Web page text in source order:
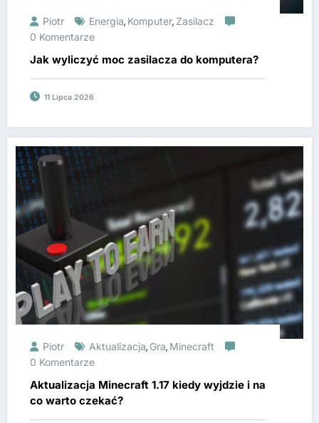
Piotr Energia, Komputer, Zasilacz
0 Komentarze
Jak wyliczyć moc zasilacza do komputera?
11 Lipca 2026
Piotr Aktualizacja, Gra, Minecraft
0 Komentarze
Aktualizacja Minecraft 1.17 kiedy wyjdzie i na
co warto czekać?